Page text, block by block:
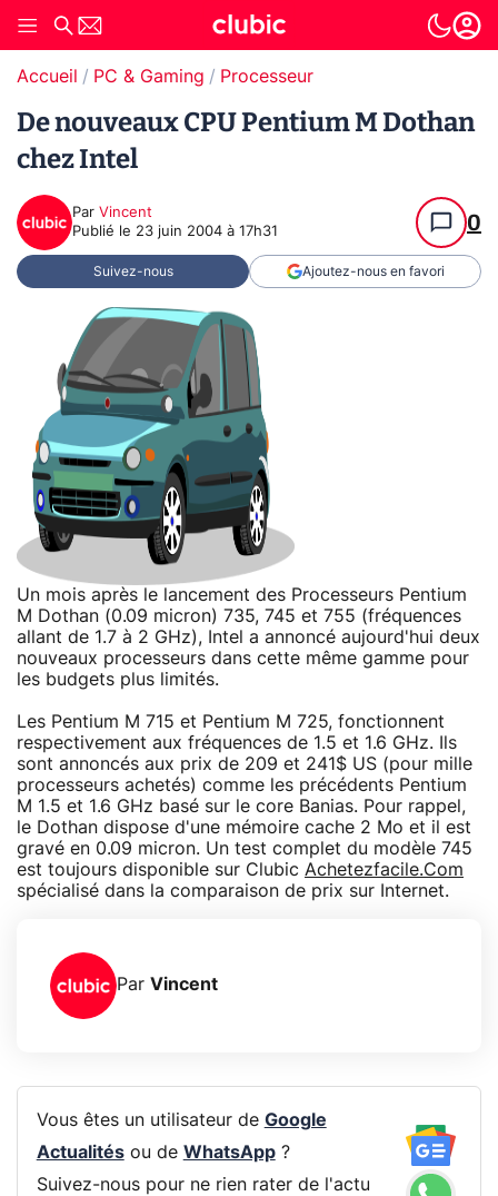
Accueil PC & Gaming Processeur
De nouveaux CPU Pentium M Dothan
chez Intel
Par Vincent
Publié le 23 juin 2004 à 17h31 0
Suivez-nous Ajoutez-nous en favori
Un mois après le lancement des Processeurs Pentium
M Dothan (0.09 micron) 735, 745 et 755 (fréquences
allant de 1.7 à 2 GHz), Intel a annoncé aujourd'hui deux
nouveaux processeurs dans cette même gamme pour
les budgets plus limités.
Les Pentium M 715 et Pentium M 725, fonctionnent
respectivement aux fréquences de 1.5 et 1.6 GHz. Ils
sont annoncés aux prix de 209 et 241$ US (pour mille
processeurs achetés) comme les précédents Pentium
M 1.5 et 1.6 GHz basé sur le core Banias. Pour rappel,
le Dothan dispose d'une mémoire cache 2 Mo et il est
gravé en 0.09 micron. Un test complet du modèle 745
est toujours disponible sur Clubic Achetezfacile.Com
spécialisé dans la comparaison de prix sur Internet.
Par Vincent
Vous êtes un utilisateur de Google
Actualitésou de WhatsApp?
Suivez-nous pour ne rien rater de l'actu